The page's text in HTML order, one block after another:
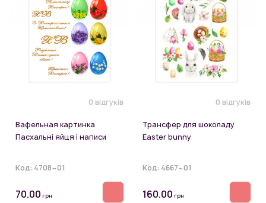
0 відгуків
Вафельная картинка
Пасхальні яйця і написи
Код: 4708~01
70.00 грн
0 відгуків
Трансфер для шоколаду
Easter bunny
Код: 4667~01
160.00 грн